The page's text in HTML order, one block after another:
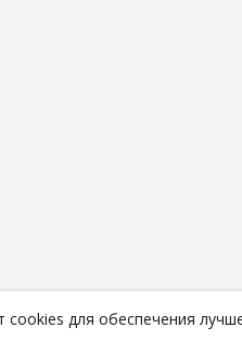
cookies для обеспечения